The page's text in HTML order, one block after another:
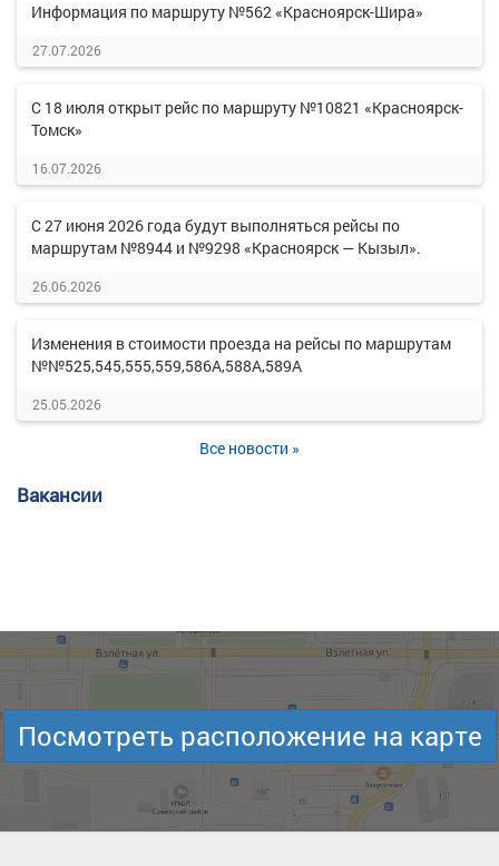
Информация по маршруту №562 «Красноярск-Шира»
27.07.2026
С 18 июля открыт рейс по маршруту №10821 «Красноярск-
Томск»
16.07.2026
С 27 июня 2026 года будут выполняться рейсы по
маршрутам №8944 и №9298 «Красноярск — Кызыл».
26.06.2026
Изменения в стоимости проезда на рейсы по маршрутам
№№525,545,555,559,586А,588А,589А
25.05.2026
Все новости »
Вакансии
Посмотреть расположение на карте